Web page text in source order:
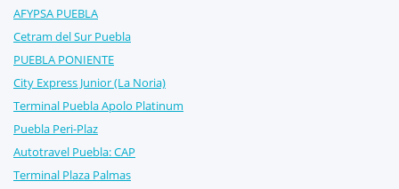
AFYPSA PUEBLA
Cetram del Sur Puebla
PUEBLA PONIENTE
City Express Junior (La Noria)
Terminal Puebla Apolo Platinum
Puebla Peri-Plaz
Autotravel Puebla: CAP
Terminal Plaza Palmas